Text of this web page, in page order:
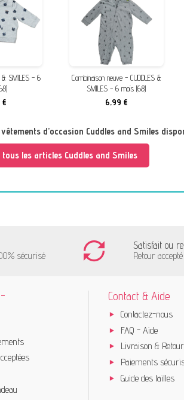
& SMILES - 6
€
Combinaison neuve - CUDDLES &
SMILES - 6 mois (68)
6,99 €
d’occasion Cuddles and Smiles
tous les articles Cuddles and Smiles
sécurisé
Satisfait ou
Retour
Contact & Aide
Contactez-nous
FAQ - Aide
Livraison & Retour
Paiements
Guide des tailles